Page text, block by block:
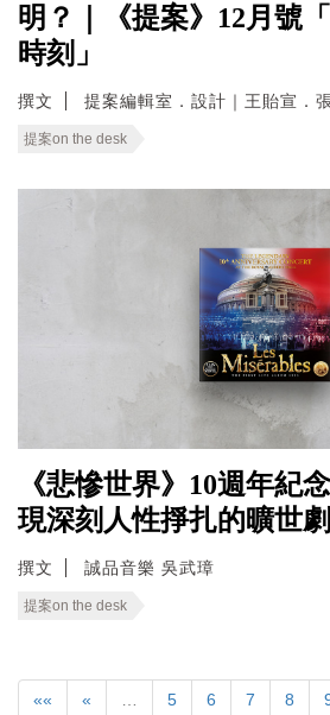
明？｜《提案》12月號
時刻」
撰文 提案編輯室．設計｜王貽宣．
提案on the desk
《悲慘世界》10週年
現深刻人性掙扎的曠世
撰文 誠品音樂 吳武璋
提案on the desk
«« « 5 6 7 8